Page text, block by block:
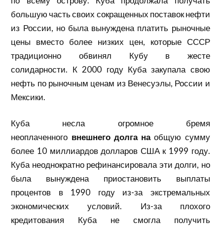
большую часть своих сокращенных поставок нефти
из России, но была вынуждена платить рыночные
цены вместо более низких цен, которые СССР
традиционно обвинял Кубу в жесте
солидарности. К 2000 году Куба закупала свою
нефть по рыночным ценам из Венесуэлы, России и
Мексики.
Куба несла огромное бремя
неоплаченного внешнего долга наобщую сумму
более 10 миллиардов долларов США к 1999 году.
Куба неоднократно рефинансировала эти долги, но
была вынуждена приостановить выплаты
процентов в 1990 году из-за экстремальных
экономических условий. Из-за плохого
кредитования Куба не смогла получить